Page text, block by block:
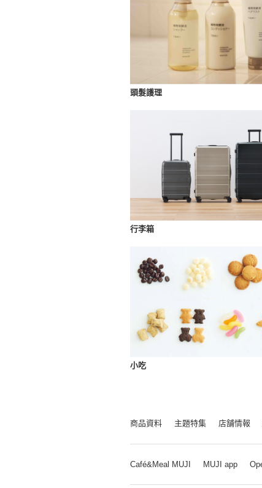
頭髮護理
行李箱
小吃
商品資料 主題特集 店舗情報
Café&Meal MUJI MUJI app